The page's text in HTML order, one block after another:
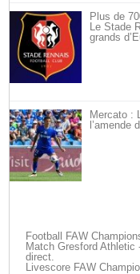
Plus de
Le Stade
grands
Mercato :
l’amende
Football FAW
Match Gresford Athletic
direct.
Livescore FAW